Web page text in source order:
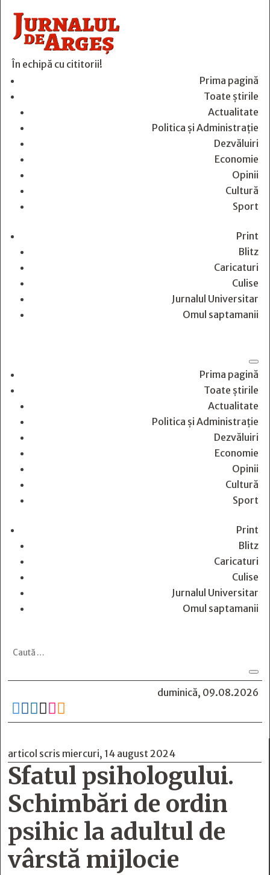
În echipă cu cititorii!
Prima pagină
Toate știrile
Actualitate
Politica și Administrație
Dezvăluiri
Economie
Opinii
Cultură
Sport
Print
Blitz
Caricaturi
Culise
Jurnalul Universitar
Omul saptamanii
Prima pagină
Toate știrile
Actualitate
Politica și Administrație
Dezvăluiri
Economie
Opinii
Cultură
Sport
Print
Blitz
Caricaturi
Culise
Jurnalul Universitar
Omul saptamanii
duminică, 09.08.2026
     
articol scris miercuri, 14 august 2024
Sfatul psihologului.
Schimbări de ordin
psihic la adultul de
vârstă mijlocie